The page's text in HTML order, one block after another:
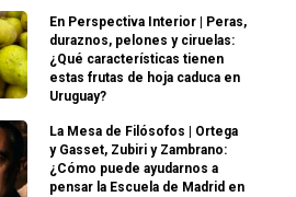
En Perspectiva Interior | Peras,
duraznos, pelones y ciruelas:
¿Qué características tienen
estas frutas de hoja caduca en
Uruguay?
La Mesa de Filósofos | Ortega
y Gasset, Zubiri y Zambrano:
¿Cómo puede ayudarnos a
pensar la Escuela de Madrid en